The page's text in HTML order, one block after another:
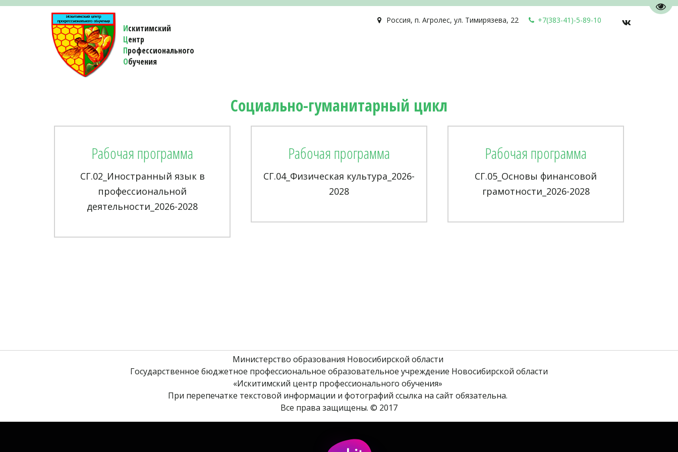
Искитимский
Центр
Профессионального
Обучения
+7(383-41)-5-89-10
Россия, п. Агролес, ул. Тимирязева, 22
Социально-гуманитарный цикл
Рабочая программа
СГ.02_Иностранный язык в
профессиональной
деятельности_2026-2028
Рабочая программа
СГ.04_Физическая культура_2026-
2028
Рабочая программа
СГ.05_Основы финансовой
грамотности_2026-2028
Министерство образования Новосибирской области
Государственное бюджетное профессиональное образовательное учреждение Новосибирской области
«Искитимский центр профессионального обучения»
При перепечатке текстовой информации и фотографий ссылка на сайт обязательна.
Все права защищены. © 2017